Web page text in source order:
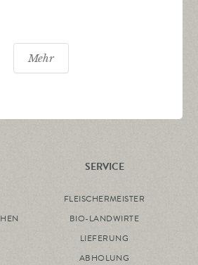
Mehr
SERVICE
FLEISCHERMEISTER
BIO-LANDWIRTE
LIEFERUNG
ABHOLUNG